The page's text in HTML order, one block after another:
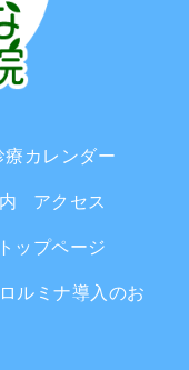
療カレンダー
アクセス
トップページ
ルミナ導入のお